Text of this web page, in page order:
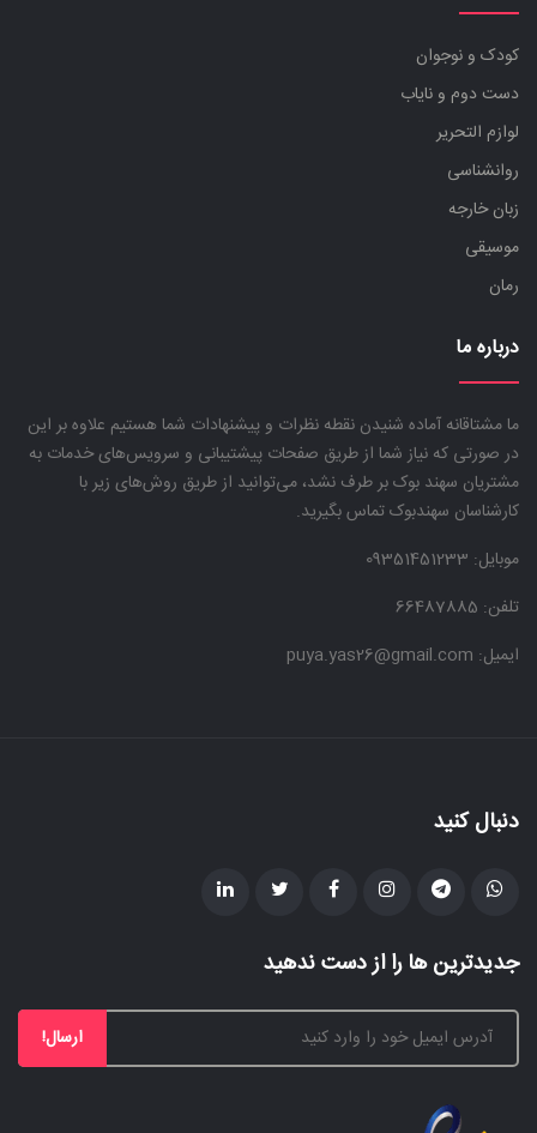
کودک و نوجوان
دست دوم و نایاب
لوازم التحریر
روانشناسی
زبان خارجه
موسیقی
رمان
درباره ما
ما مشتاقانه آماده شنیدن نقطه نظرات و پیشنهادات شما هستیم علاوه بر این
در صورتی که نیاز شما از طریق صفحات پیشتیبانی و سرویس‌های خدمات به
مشتریان سهند بوک بر طرف نشد، می‌توانید از طریق روش‌های زیر با
کارشناسان سهندبوک تماس بگیرید.
موبایل:
تلفن: 66487885
ایمیل: puya.yas26@gmail.com
دنبال کنید
جدیدترین ها را از دست ندهید
ارسال!